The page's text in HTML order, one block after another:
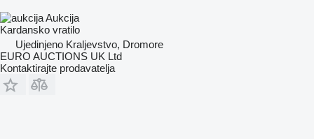
Aukcija
Kardansko vratilo
Ujedinjeno Kraljevstvo, Dromore
EURO AUCTIONS UK Ltd
Kontaktirajte prodavatelja